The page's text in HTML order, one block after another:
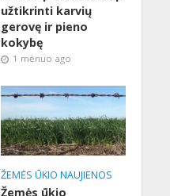
užtikrinti karvių
gerovę ir pieno
kokybę
1 mėnuo ago
ŽEMĖS ŪKIO NAUJIENOS
Žemės ūkio